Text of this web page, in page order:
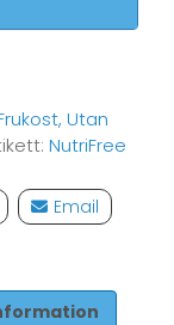
, Utan
NutriFree
Email